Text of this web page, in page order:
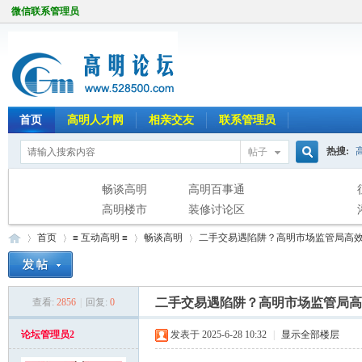
微信联系管理员
首页 高明人才网 相亲交友 联系管理员
帖子
索
热搜:
畅谈高明
高明百事通
高明楼市
装修讨论区
首页
›
≡ 互动高明 ≡ 畅谈高明
›
二手交易遇陷阱？高明市场监管局高
查看: 2856 回复: 0 二手交易遇陷阱？高明市场监管局
论坛管理员2 发表于 2025-6-28 10:32 显示全部楼层